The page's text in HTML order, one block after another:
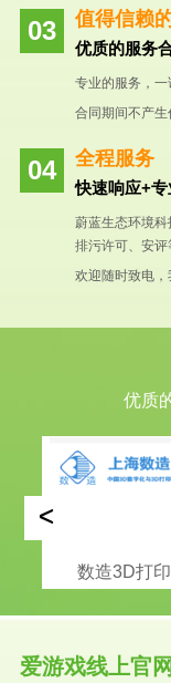
值得信赖
优质的服务
专业的服务，
合同期间不产
全程服务
快速响应+
蔚蓝生态环境科
排污许可、安评
欢迎随时致电
优质
数造3D打印
<
爱游戏线上官